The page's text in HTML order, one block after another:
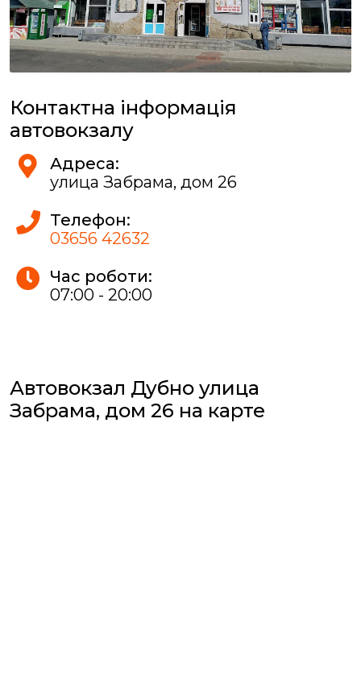
Контактна інформація
автовокзалу
Адреса:
улица Забрама, дом 26
Телефон:
03656 42632
Час роботи:
07:00 - 20:00
Автовокзал Дубно улица
Забрама, дом 26 на карте